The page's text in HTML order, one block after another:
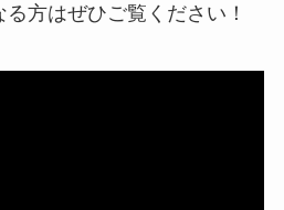
方はぜひご覧ください！